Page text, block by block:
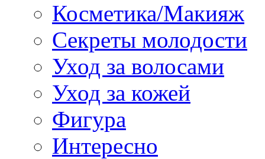
Косметика/Макияж
Секреты молодости
Уход за волосами
Уход за кожей
Фигура
Интересно